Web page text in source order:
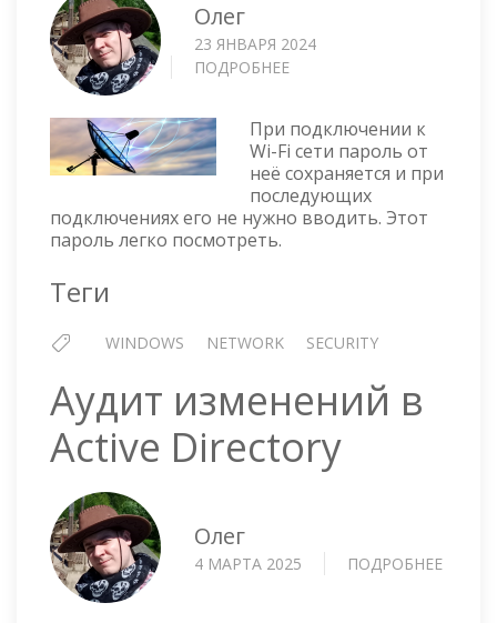
Олег
23 ЯНВАРЯ 2024
ПОДРОБНЕЕ
—
ПОСМОТРЕТЬ
СОХРАНЁННЫЙ
ПАРОЛЬ
ОТ
При подключении к
Wi-Fi сети пароль от
неё сохраняется и при
последующих
подключениях его не нужно вводить. Этот
пароль легко посмотреть.
Теги
WINDOWS NETWORK SECURITY
Аудит изменений в
Active Directory
Олег
4 МАРТА 2025 ПОДРОБНЕЕ